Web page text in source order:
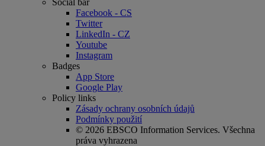
Social bar
Facebook - CS
Twitter
LinkedIn - CZ
Youtube
Instagram
Badges
App Store
Google Play
Policy links
Zásady ochrany osobních údajů
Podmínky použití
© 2026 EBSCO Information Services. Všechna
práva vyhrazena